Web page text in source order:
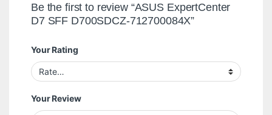
Be the first to review “ASUS ExpertCenter
D7 SFF D700SDCZ-712700084X”
Your Rating
Your Review